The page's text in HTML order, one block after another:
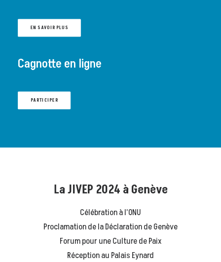
EN SAVOIR PLUS
Cagnotte en ligne
PARTICIPER
La JIVEP 2024 à Genève
Célébration à l’ONU
Proclamation de la Déclaration de Genève
Forum pour une Culture de Paix
Réception au Palais Eynard